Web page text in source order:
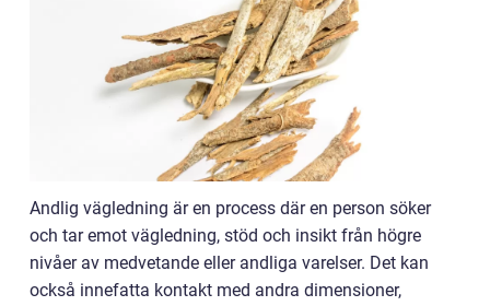
Andlig vägledning är en process där en person söker
och tar emot vägledning, stöd och insikt från högre
nivåer av medvetande eller andliga varelser. Det kan
också innefatta kontakt med andra dimensioner,